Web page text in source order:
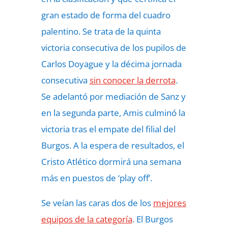
gran estado de forma del cuadro
palentino. Se trata de la quinta
victoria consecutiva de los pupilos de
Carlos Doyague y la décima jornada
consecutiva sin conocer la derrota.
Se adelantó por mediación de Sanz y
en la segunda parte, Amis culminó la
victoria tras el empate del filial del
Burgos. A la espera de resultados, el
Cristo Atlético dormirá una semana
más en puestos de ‘play off’.
Se veían las caras dos de los mejores
equipos de la categoría. El Burgos